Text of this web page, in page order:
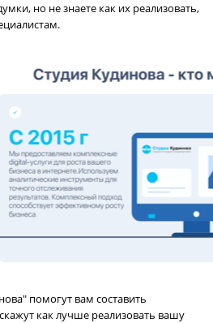
но не знаете как их реализовать,
помогут вам составить
как лучше реализовать вашу